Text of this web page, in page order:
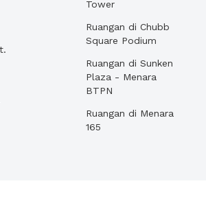
Tower
Ruangan di Chubb
Square Podium
Ruangan di Sunken
Plaza - Menara
BTPN
Ruangan di Menara
165